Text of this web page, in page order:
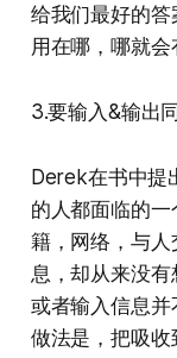
给我们最好的
用在哪，哪就会
3.要输入&输出
Derek在书中提
的人都面临的
籍，网络，与
息，却从来没
或者输入信息
做法是，把吸